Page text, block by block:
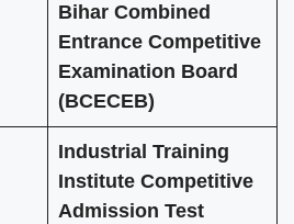
Bihar Combined
Entrance Competitive
Examination Board
(BCECEB)
Industrial Training
Institute Competitive
Admission Test